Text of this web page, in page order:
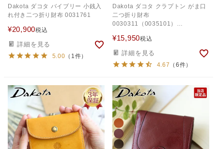
Dakota ダコタ バイブリー 小銭入
れ付き二つ折り財布 0031761
¥20,900税込
詳細を見る
5.00 （1件）
Dakota ダコタ クラプトン がま口
二つ折り財布
0030311（0035101）
¥15,950税込
詳細を見る
4.67 （6件）